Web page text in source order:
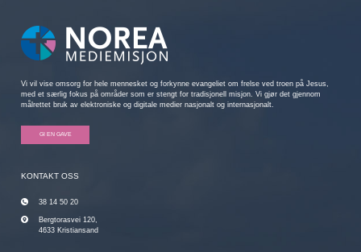
Vi vil vise omsorg for hele mennesket og forkynne evangeliet om frelse ved troen på Jesus,
med et særlig fokus på områder som er stengt for tradisjonell misjon. Vi gjør det gjennom
målrettet bruk av elektroniske og digitale medier nasjonalt og internasjonalt.
GI EN GAVE
KONTAKT OSS
38 14 50 20
Bergtorasvei 120,
4633 Kristiansand